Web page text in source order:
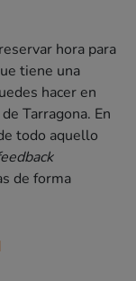
hora para
tiene una
hacer en
Tarragona. En
todo aquello
de forma